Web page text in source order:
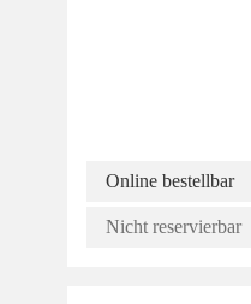
Online bestellbar
Nicht reservierbar